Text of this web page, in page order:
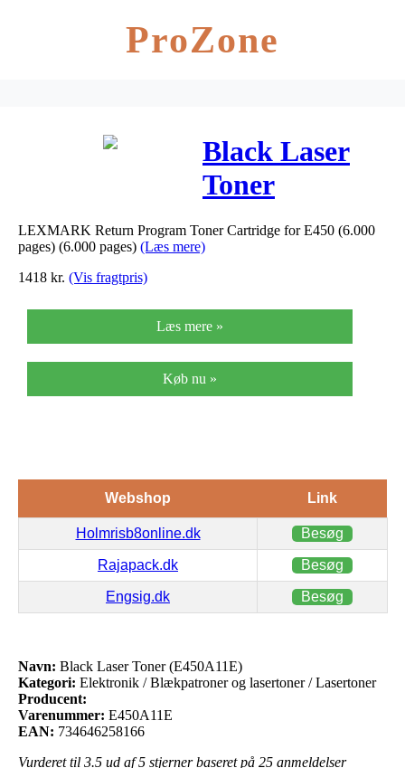
ProZone
Black Laser
Toner
(E450A11E)
LEXMARK Return Program Toner Cartridge for E450 (6.000
pages) (6.000 pages) (Læs mere)
1418 kr. (Vis fragtpris)
Læs mere »
Køb nu »
Webshop Link
Holmrisb8online.dk Besøg
Rajapack.dk Besøg
Engsig.dk Besøg
Navn: Black Laser Toner (E450A11E)
Kategori: Elektronik / Blækpatroner og lasertoner / Lasertoner
Producent:
Varenummer: E450A11E
EAN: 734646258166
Vurderet til 3.5 ud af 5 stjerner baseret på 25 anmeldelser